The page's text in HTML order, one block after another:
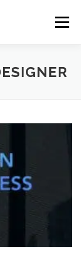
Menu
CONTATO